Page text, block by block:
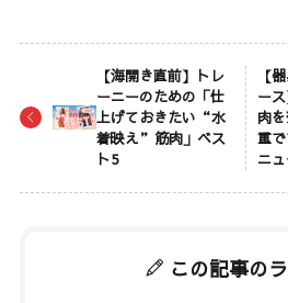
【海開き直前】トレ
ーニーのための「仕
上げておきたい“水
着映え”筋肉」ベス
ト5
【
ー
肉
重
ニ
この記事の